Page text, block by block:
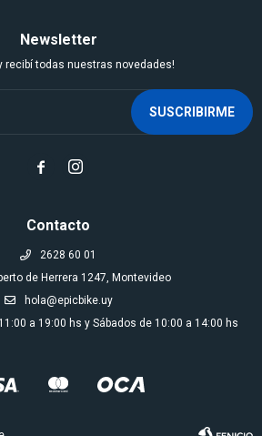
Contacto
2628 60 01
de Herrera 1247, Montevideo
hola@epicbike.uy
a 19:00 hs y Sábados de 10:00 a 14:00 hs
Newsletter
recibí todas nuestras novedades!
SUSCRIBIRME
 